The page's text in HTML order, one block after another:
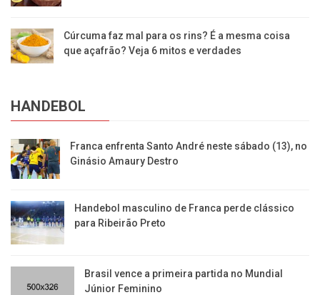
Cúrcuma faz mal para os rins? É a mesma coisa
que açafrão? Veja 6 mitos e verdades
HANDEBOL
Franca enfrenta Santo André neste sábado (13), no
Ginásio Amaury Destro
Handebol masculino de Franca perde clássico
para Ribeirão Preto
Brasil vence a primeira partida no Mundial
Júnior Feminino